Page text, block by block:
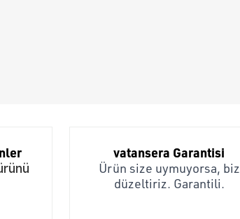
vatansera Garantisi
Ürün size uymuyorsa, biz
düzeltiriz. Garantili.